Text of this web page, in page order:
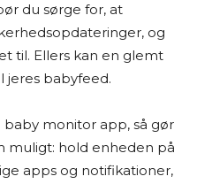
du sørge for, at
og
til. Ellers kan en glemt
jeres babyfeed.
monitor app, så gør
muligt: hold enheden på
apps og notifikationer,